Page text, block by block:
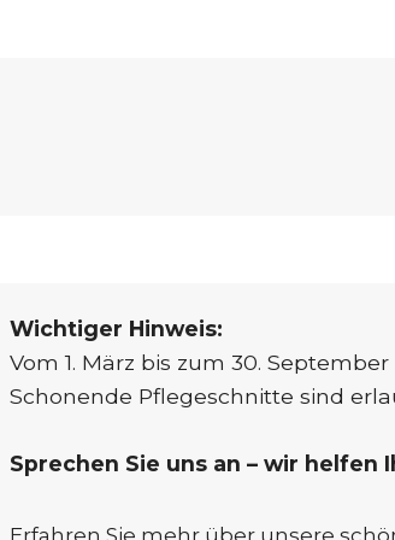
Wichtiger Hinweis:
Vom 1. März bis zum 30.
Schonende Pflegeschnitte sind
Sprechen Sie uns an – wir helfen
Erfahren Sie mehr über unsere